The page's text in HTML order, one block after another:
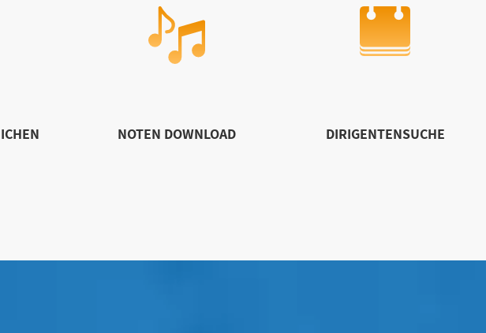
NOTEN DOWNLOAD DIRIGENTENSUCHE